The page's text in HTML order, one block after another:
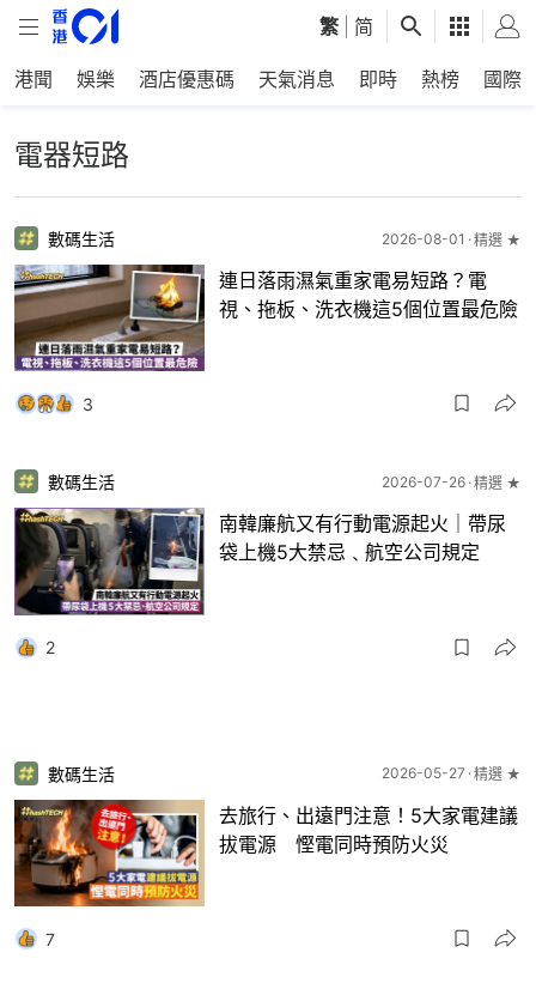
繁 简
港聞 娛樂 酒店優惠碼 天氣消息 即時 熱榜 國際
電器短路
數碼生活 2026-08-01 精選 ★
連日落雨濕氣重家電易短路？電
視、拖板、洗衣機這5個位置最危險
3
數碼生活 2026-07-26 精選 ★
南韓廉航又有行動電源起火｜帶尿
袋上機5大禁忌﹑航空公司規定
2
數碼生活 2026-05-27 精選 ★
去旅行、出遠門注意！5大家電建議
拔電源 慳電同時預防火災
7